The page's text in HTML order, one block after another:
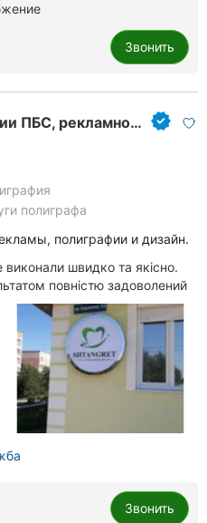
Звонить
Маркетинговые технологии ПБС, рекламное агентство
полиграфа
полиграфии и дизайн.
швидко та якісно.
повністю задоволений
Звонить